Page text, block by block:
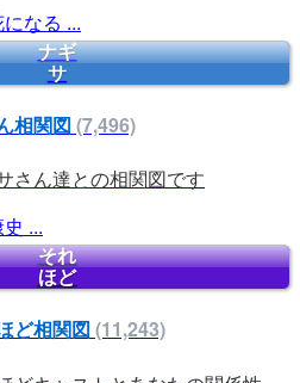
なる ...
ナギ
サ
相関図 (7,496)
さん達との相関図です
...
それ
ほど
ど相関図 (11,243)